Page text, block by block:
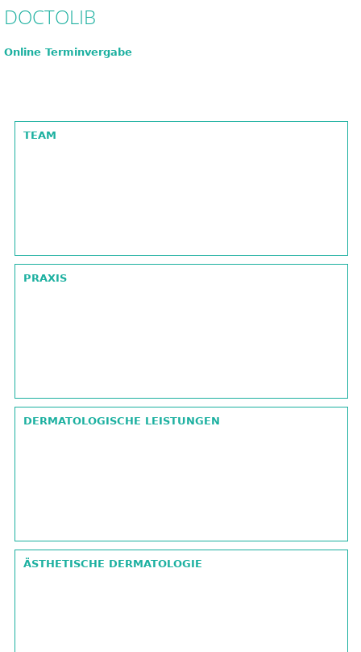
DOCTOLIB
Online Terminvergabe
TEAM
PRAXIS
DERMATOLOGISCHE LEISTUNGEN
ÄSTHETISCHE DERMATOLOGIE